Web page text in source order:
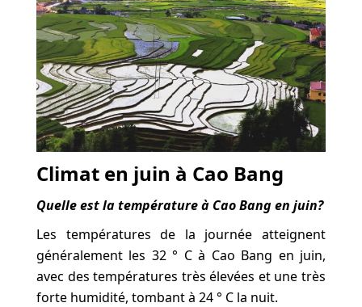
Climat en juin à Cao Bang
Quelle est la température à Cao Bang en juin?
Les températures de la journée atteignent
généralement les 32 ° C à Cao Bang en juin,
avec des températures très élevées et une très
forte humidité, tombant à 24 ° C la nuit.